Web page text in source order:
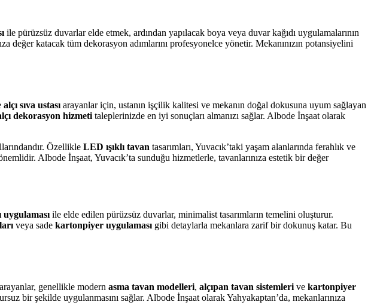
ile pürüzsüz duvarlar elde etmek, ardından yapılacak boya veya duvar kağıdı uygulamalarının
değer katacak tüm dekorasyon adımlarını profesyonelce yönetir. Mekanınızın potansiyelini
alçı sıva ustası arayanlar için, ustanın işçilik kalitesi ve mekanın doğal dokusuna uyum sağlayan
dekorasyon hizmeti taleplerinizde en iyi sonuçları almanızı sağlar. Albode İnşaat olarak
Özellikle LED ışıklı tavan tasarımları, Yuvacık’taki yaşam alanlarında ferahlık ve
Albode İnşaat, Yuvacık’ta sunduğu hizmetlerle, tavanlarınıza estetik bir değer
uygulaması ile elde edilen pürüzsüz duvarlar, minimalist tasarımların temelini oluşturur.
veya sade kartonpiyer uygulaması gibi detaylarla mekanlara zarif bir dokunuş katar. Bu
arayanlar, genellikle modern asma tavan modelleri, alçıpan tavan sistemleri ve kartonpiyer
bir şekilde uygulanmasını sağlar. Albode İnşaat olarak Yahyakaptan’da, mekanlarınıza